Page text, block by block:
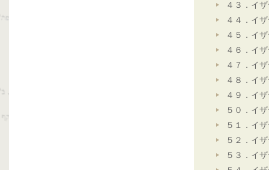
４３．イ
４４．イ
４５．イ
４６．イ
４７．イ
４８．イ
４９．イ
５０．イ
５１．イ
５２．イ
５３．イ